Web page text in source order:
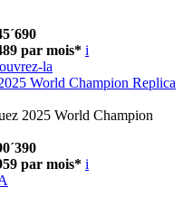
par mois* i
la
World Champion Replica
2025 World Champion
par mois* i